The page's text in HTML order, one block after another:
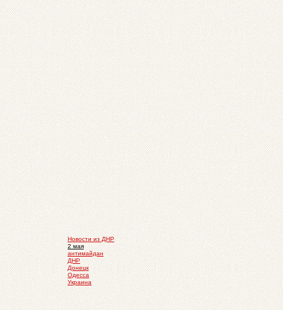
Новости из ДНР
2 мая
антимайдан
ДНР
Донецк
Одесса
Украина